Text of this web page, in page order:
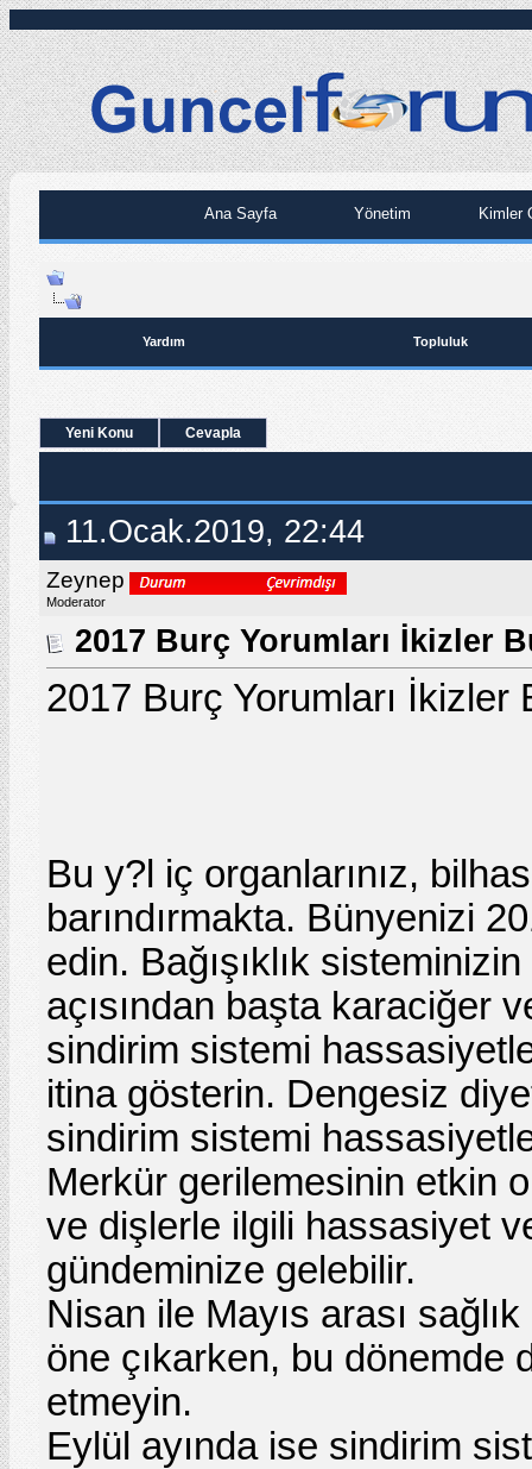
Ana Sayfa Yönetim Kimler
Yardım Topluluk
Yeni Konu Cevapla
11.Ocak.2019, 22:44
Zeynep
Moderator
2017 Burç Yorumları İkizler
2017 Burç Yorumları İkizler
Bu y?l iç organlarınız,
barındırmakta. Bünyenizi
edin. Bağışıklık
açısından başta karaciğer
sindirim sistemi
itina gösterin. Dengesiz
sindirim sistemi
Merkür gerilemesinin etkin
ve dişlerle ilgili hassasiyet
gündeminize gelebilir.
Nisan ile Mayıs arası
öne çıkarken, bu dönemde
etmeyin.
Eylül ayında ise sindirim